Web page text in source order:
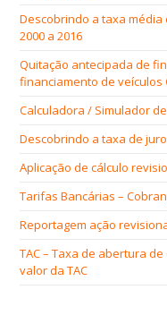
Descobrindo a taxa média
2000 a 2016
Quitação antecipada de
financiamento de veículos
Calculadora / Simulador
Descobrindo a taxa de
Aplicação de cálculo
Tarifas Bancárias –
Reportagem ação
TAC – Taxa de abertura
valor da TAC